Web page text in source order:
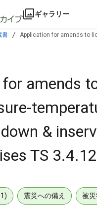
ギャラリー
書
Application for amends to
amends
&
TS
震災への備え 被災